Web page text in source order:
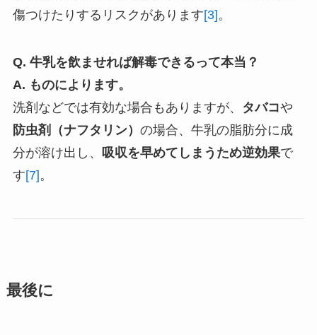
傷つけたりするリスクがあります[3]。
Q. 牛乳を飲ませれば解毒できるって本当？
A. ものによります。
洗剤などでは有効な場合もありますが、
タバコや
防虫剤（ナフタリン） の場合、牛乳の脂肪分に成
分が溶け出し、 吸収を早めてしまうため逆効果で
す[7]。
最後に